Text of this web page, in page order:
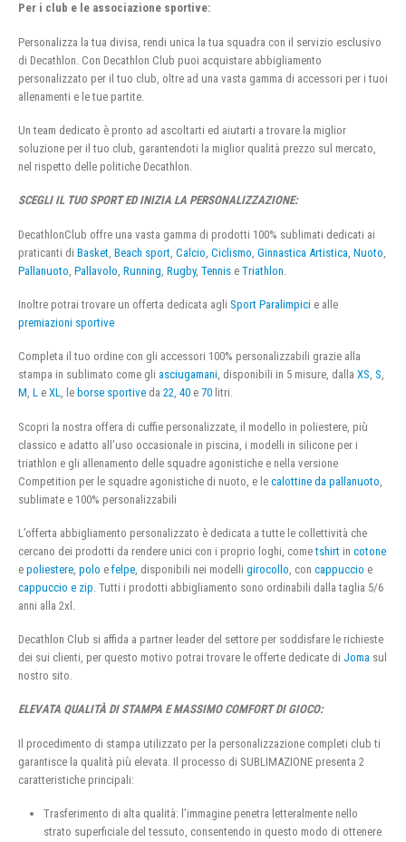
Per i club e le associazione sportive:
Personalizza la tua divisa, rendi unica la tua squadra con il servizio esclusivo
di Decathlon. Con Decathlon Club puoi acquistare abbigliamento
personalizzato per il tuo club, oltre ad una vasta gamma di accessori per i tuoi
allenamenti e le tue partite.
Un team dedicato è pronto ad ascoltarti ed aiutarti a trovare la miglior
soluzione per il tuo club, garantendoti la miglior qualità prezzo sul mercato,
nel rispetto delle politiche Decathlon.
SCEGLI IL TUO SPORT ED INIZIA LA PERSONALIZZAZIONE:
DecathlonClub offre una vasta gamma di prodotti 100% sublimati dedicati ai
praticanti di Basket Beach sport Calcio Ciclismo Ginnastica Artistica Nuoto
Pallanuoto Pallavolo Running Rugby, Tennis e Triathlon
Inoltre potrai trovare un offerta dedicata agli Sport Paralimpici e alle
premiazioni sportive
Completa il tuo ordine con gli accessori 100% personalizzabili grazie alla
stampa in sublimato come gli asciugamani, disponibili in 5 misure, dalla XS, S,
M, L e XL, le borse sportive da 22, 40 e 70 litri.
Scopri la nostra offera di cuffie personalizzate, il modello in poliestere, più
classico e adatto all’uso occasionale in piscina, i modelli in silicone per i
triathlon e gli allenamento delle squadre agonistiche e nella versione
Competition per le squadre agonistiche di nuoto, e le calottine da pallanuoto
sublimate e 100% personalizzabili
L’offerta abbigliamento personalizzato è dedicata a tutte le collettività che
cercano dei prodotti da rendere unici con i proprio loghi, cometshirt in cotone
e poliestere polo e felpe , disponibili nei modelli girocollo , con cappuccio e
cappuccio e zip . Tutti i prodotti abbigliamento sono ordinabili dalla taglia 5/6
anni alla 2xl.
Decathlon Club si affida a partner leader del settore per soddisfare le richieste
dei sui clienti, per questo motivo potrai trovare le offerte dedicate di Joma sul
nostro sito.
ELEVATA QUALITÀ DI STAMPA E MASSIMO COMFORT DI GIOCO:
Il procedimento di stampa utilizzato per la personalizzazione completi club ti
garantisce la qualità più elevata. Il processo di SUBLIMAZIONE presenta 2
caratteristiche principali:
Trasferimento di alta qualità: l’immagine penetra letteralmente nello
strato superficiale del tessuto, consentendo in questo modo di ottenere